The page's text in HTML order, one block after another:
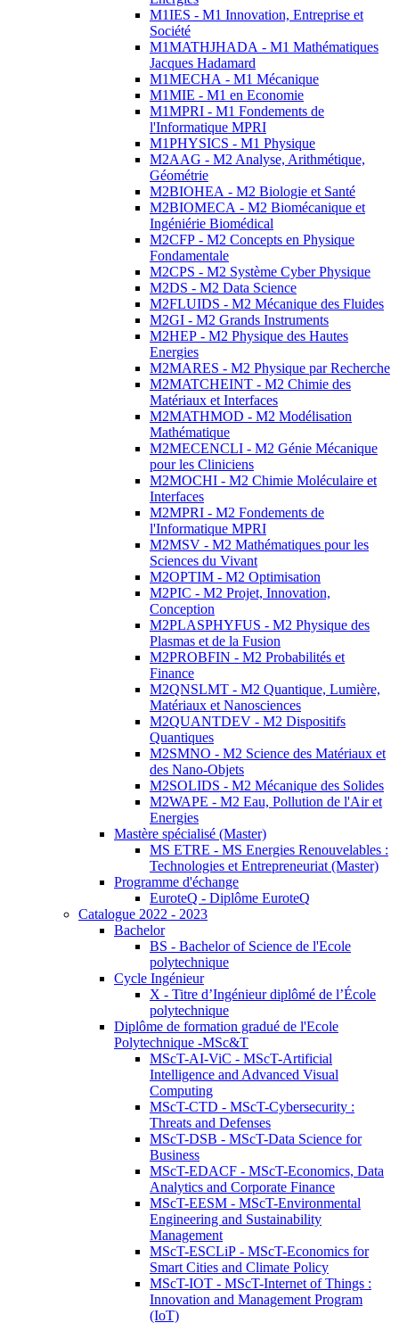
M1IES - M1 Innovation, Entreprise et
Société
M1MATHJHADA - M1 Mathématiques
Jacques Hadamard
M1MECHA - M1 Mécanique
M1MIE - M1 en Economie
M1MPRI - M1 Fondements de
l'Informatique MPRI
M1PHYSICS - M1 Physique
M2AAG - M2 Analyse, Arithmétique,
Géométrie
M2BIOHEA - M2 Biologie et Santé
M2BIOMECA - M2 Biomécanique et
Ingéniérie Biomédical
M2CFP - M2 Concepts en Physique
Fondamentale
M2CPS - M2 Système Cyber Physique
M2DS - M2 Data Science
M2FLUIDS - M2 Mécanique des Fluides
M2GI - M2 Grands Instruments
M2HEP - M2 Physique des Hautes
Energies
M2MARES - M2 Physique par Recherche
M2MATCHEINT - M2 Chimie des
Matériaux et Interfaces
M2MATHMOD - M2 Modélisation
Mathématique
M2MECENCLI - M2 Génie Mécanique
pour les Cliniciens
M2MOCHI - M2 Chimie Moléculaire et
Interfaces
M2MPRI - M2 Fondements de
l'Informatique MPRI
M2MSV - M2 Mathématiques pour les
Sciences du Vivant
M2OPTIM - M2 Optimisation
M2PIC - M2 Projet, Innovation,
Conception
M2PLASPHYFUS - M2 Physique des
Plasmas et de la Fusion
M2PROBFIN - M2 Probabilités et
Finance
M2QNSLMT - M2 Quantique, Lumière,
Matériaux et Nanosciences
M2QUANTDEV - M2 Dispositifs
Quantiques
M2SMNO - M2 Science des Matériaux et
des Nano-Objets
M2SOLIDS - M2 Mécanique des Solides
M2WAPE - M2 Eau, Pollution de l'Air et
Energies
Mastère spécialisé (Master)
MS ETRE - MS Energies Renouvelables :
Technologies et Entrepreneuriat (Master)
Programme d'échange
EuroteQ - Diplôme EuroteQ
Catalogue 2022 - 2023
Bachelor
BS - Bachelor of Science de l'Ecole
polytechnique
Cycle Ingénieur
X - Titre d’Ingénieur diplômé de l’École
polytechnique
Diplôme de formation gradué de l'Ecole
Polytechnique -MSc&T
MScT-AI-ViC - MScT-Artificial
Intelligence and Advanced Visual
Computing
MScT-CTD - MScT-Cybersecurity :
Threats and Defenses
MScT-DSB - MScT-Data Science for
Business
MScT-EDACF - MScT-Economics, Data
Analytics and Corporate Finance
MScT-EESM - MScT-Environmental
Engineering and Sustainability
Management
MScT-ESCLiP - MScT-Economics for
Smart Cities and Climate Policy
MScT-IOT - MScT-Internet of Things :
Innovation and Management Program
(IoT)